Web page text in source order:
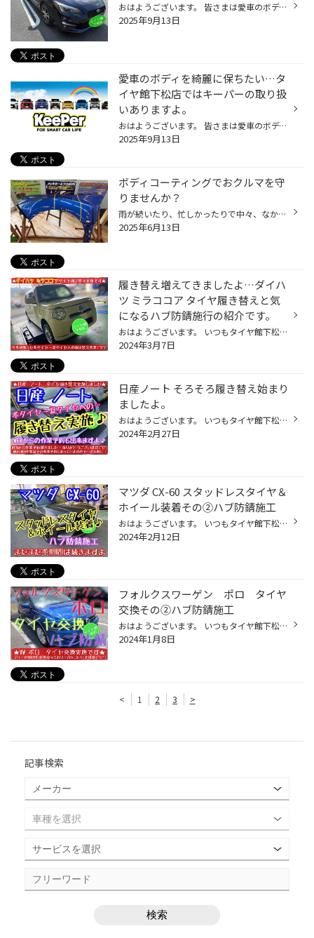
おはようございます。 皆さまは愛車のボディのお手入れどうされていますか？ 愛車を綺麗に保ちたい方…洗車時間がなかなか確保できない方 洗車は苦手だな…面倒だな…でも綺麗が良いなってお悩みありませんか。 タイヤ館下松店では外注作業になりますがキーパー取扱ありますよ。 施工事例 今回はメンテ...
2025年9月13日
愛車のボディを綺麗に保ちたい…タ
イヤ館下松店ではキーパーの取り扱
いありますよ。
おはようございます。 皆さまは愛車のボディのお手入れどうされていますか？ 愛車を綺麗に保ちたい方…洗車時間がなかなか確保できない方 洗車は苦手だな…面倒だな…でも綺麗が良いなってお悩みありませんか。 タイヤ館下松店では外注作業になりますがキーパー取扱ありますよ。
2025年9月13日
ボディコーティングでおクルマを守
りませんか？
雨が続いたり、忙しかったりで中々、なかなか細目に洗車ができない、 でもクルマはキレイに保ちたいというお客様にオススメの 「ボディコーティング」サービスのご紹介です。 是非、タイヤ館でおクルマのボディコーティングをしませんか？ コクピット・タイヤ館のボディーコーティングがおススメ！ ...
2025年6月13日
履き替え増えてきましたよ…ダイハ
ツ ミラココア タイヤ履き替えと気
になるハブ防錆施行の紹介です。
おはようございます。 いつもタイヤ館下松店のWEBをご覧頂き…ありがとうございます(^O^)タイヤ館下松店の越智です。 皆さまに…少しでも有益な情報や役立つ情報を発信出来るように日々更新していきます♪ 補足:純粋に車両や商品…作業風景が確認出来るように、文字の埋め込みなしの画像も今後は増やし...
2024年3月7日
日産ノート そろそろ履き替え始まり
ましたよ。
おはようございます。 いつもタイヤ館下松店のWEBをご覧頂き…ありがとうございます(^O^)タイヤ館下松店の越智です。 皆さまに…少しでも有益な情報や役立つ情報を発信出来るように日々更新していきます♪ 補足:純粋に車両や商品…作業風景が確認出来るように、文字の埋め込みなしの画像も今後は増やし...
2024年2月27日
マツダ CX-60 スタッドレスタイヤ＆
ホイール装着その②ハブ防錆施工
おはようございます。 いつもタイヤ館下松店のWEBをご覧頂き…ありがとうございます(^O^)タイヤ館下松店の越智です。 皆さまに…少しでも有益な情報や役立つ情報を発信出来るように日々更新していきます♪ 補足:純粋に車両や商品…作業風景が確認出来るように、文字の埋め込みなしの画像も今後は増やし...
2024年2月12日
フォルクスワーゲン ポロ タイヤ
交換その②ハブ防錆施工
おはようございます。 いつもタイヤ館下松店のWEBをご覧頂き…ありがとうございます(^O^)タイヤ館下松店の越智です。 皆さまに…少しでも有益な情報や役立つ情報を発信出来るように日々更新していきます♪ 補足:純粋に車両や商品…作業風景が確認出来るように、文字の埋め込みなしの画像も今後は増やし...
2024年1月8日
< 1 2 3 >
記事検索